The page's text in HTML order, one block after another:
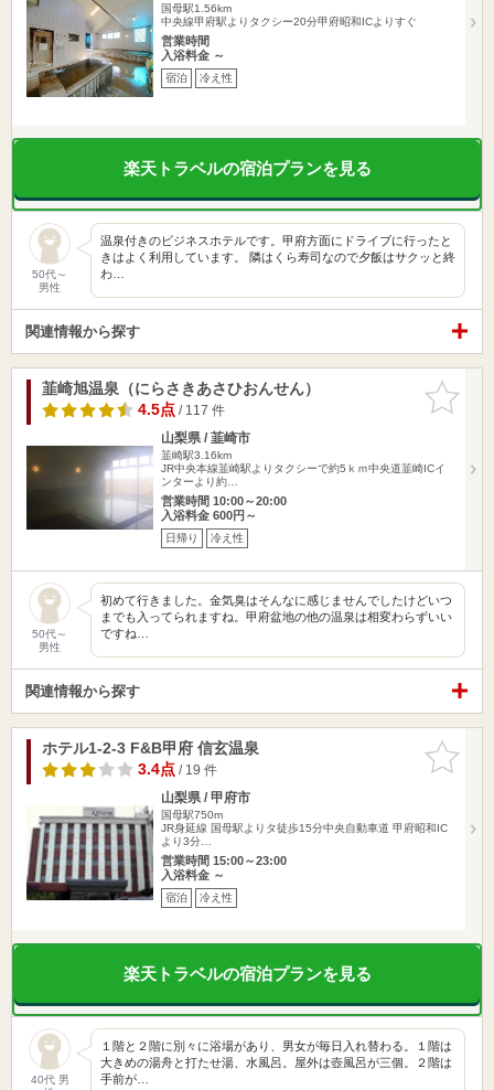
国母駅1.56km
中央線甲府駅よりタクシー20分甲府昭和ICよりすぐ
営業時間
入浴料金 ～
宿泊 冷え性
楽天トラベルの宿泊プランを見る
50代～
男性
温泉付きのビジネスホテルです。甲府方面にドライブに行ったと
きはよく利用しています。 隣はくら寿司なので夕飯はサクッと終
わ…
関連情報から探す
お気に入
りに追加
韮崎旭温泉（にらさきあさひおんせん）
4.5点/ 117 件
山梨県 / 韮崎市
韮崎駅3.16km
JR中央本線韮崎駅よりタクシーで約5ｋｍ中央道韮崎ICイ
ンターより約…
営業時間 10:00～20:00
入浴料金 600円～
日帰り 冷え性
50代～
男性
初めて行きました。金気臭はそんなに感じませんでしたけどいつ
までも入ってられますね。甲府盆地の他の温泉は相変わらずいい
ですね…
関連情報から探す
お気に入
りに追加
ホテル1-2-3 F&B甲府 信玄温泉
3.4点/ 19 件
山梨県 / 甲府市
国母駅750m
JR身延線 国母駅よりタ徒歩15分中央自動車道 甲府昭和IC
より3分…
営業時間 15:00～23:00
入浴料金 ～
宿泊 冷え性
楽天トラベルの宿泊プランを見る
40代 男
１階と２階に別々に浴場があり、男女が毎日入れ替わる。１階は
大きめの湯舟と打たせ湯、水風呂。屋外は壺風呂が三個。２階は
手前が…